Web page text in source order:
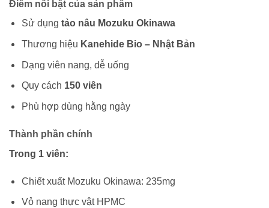
Điểm nổi bật của sản phẩm
Sử dụng tảo nâu Mozuku Okinawa
Thương hiệu Kanehide Bio – Nhật Bản
Dạng viên nang, dễ uống
Quy cách 150 viên
Phù hợp dùng hằng ngày
Thành phần chính
Trong 1 viên:
Chiết xuất Mozuku Okinawa: 235mg
Vỏ nang thực vật HPMC